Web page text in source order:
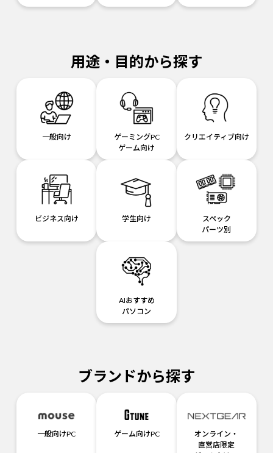
用途・目的から探す
一般向け
ゲーミングPC
ゲーム向け
クリエイティブ向け
ビジネス向け 学生向け
スペック
パーツ別
AIおすすめ
パソコン
ブランドから探す
一般向けPC ゲーム向けPC
オンライン・
直営店限定